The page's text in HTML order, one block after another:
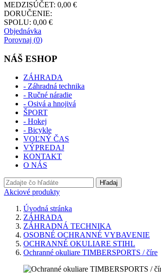
MEDZISÚČET: 0,00 €
DORUČENIE:
SPOLU: 0,00 €
Objednávka
Porovnaj (0)
NÁŠ ESHOP
ZÁHRADA
- Záhradná technika
- Ručné náradie
- Osivá a hnojivá
ŠPORT
- Hokej
- Bicykle
VOĽNÝ ČAS
VÝPREDAJ
KONTAKT
O NÁS
Hľadaj
Akciové produkty
Úvodná stránka
ZÁHRADA
ZÁHRADNÁ TECHNIKA
OSOBNÉ OCHRANNÉ VYBAVENIE
OCHRANNÉ OKULIARE STIHL
Ochranné okuliare TIMBERSPORTS / číre